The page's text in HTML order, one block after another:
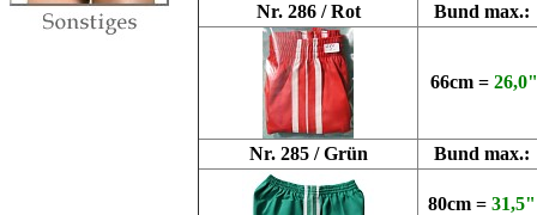
Nr. 286 / Rot Bund max.:
66cm = 26,0"
Nr. 285 / Grün Bund max.:
80cm = 31,5"